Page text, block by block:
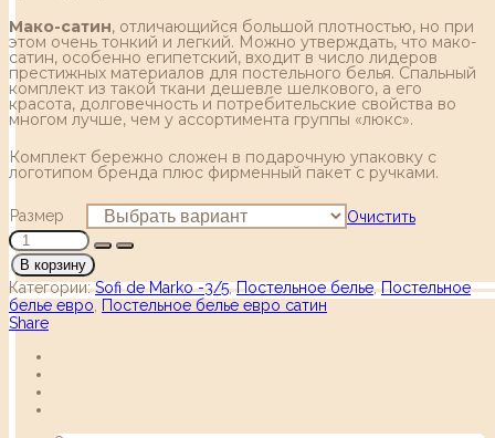
Мако-сатин, отличающийся большой плотностью, но при
этом очень тонкий и легкий. Можно утверждать, что мако-
сатин, особенно египетский, входит в число лидеров
престижных материалов для постельного белья. Спальный
комплект из такой ткани дешевле шелкового, а его
красота, долговечность и потребительские свойства во
многом лучше, чем у ассортимента группы «люкс».
Комплект бережно сложен в подарочную упаковку с
логотипом бренда плюс фирменный пакет с ручками.
Размер Очистить
В корзину
Категории:Sofi de Marko -3/5,Постельное белье,Постельное
белье евро
Постельное белье евро сатин
Share